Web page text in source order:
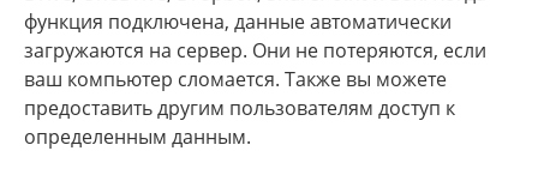
функция подключена, данные автоматически
загружаются на сервер. Они не потеряются, если
ваш компьютер сломается. Также вы можете
предоставить другим пользователям доступ к
определенным данным.